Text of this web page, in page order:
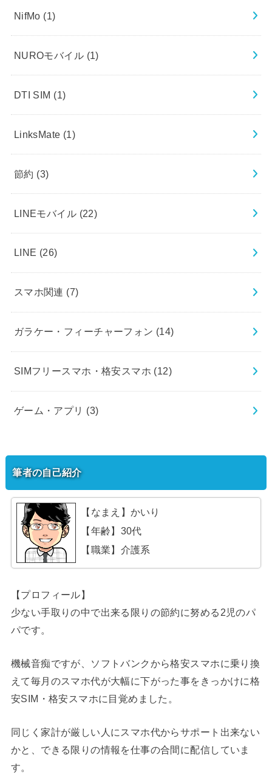
NifMo (1)
NUROモバイル (1)
DTI SIM (1)
LinksMate (1)
節約 (3)
LINEモバイル (22)
LINE (26)
スマホ関連 (7)
ガラケー・フィーチャーフォン (14)
SIMフリースマホ・格安スマホ (12)
ゲーム・アプリ (3)
筆者の自己紹介
【なまえ】かいり
【年齢】30代
【職業】介護系
【プロフィール】
少ない手取りの中で出来る限りの節約に努める2児のパ
パです。
機械音痴ですが、ソフトバンクから格安スマホに乗り換
えて毎月のスマホ代が大幅に下がった事をきっかけに格
安SIM・格安スマホに目覚めました。
同じく家計が厳しい人にスマホ代からサポート出来ない
かと、できる限りの情報を仕事の合間に配信していま
す。